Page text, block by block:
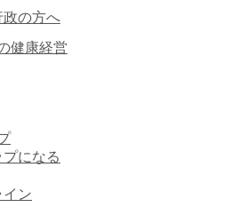
政の方へ
健康経営
になる
イン